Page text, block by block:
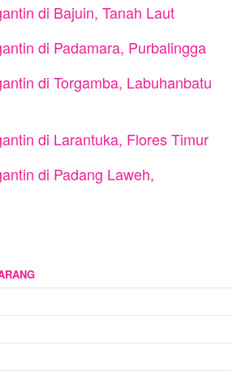
di Bajuin, Tanah Laut
di Padamara, Purbalingga
di Torgamba, Labuhanbatu
di Larantuka, Flores Timur
di Padang Laweh,